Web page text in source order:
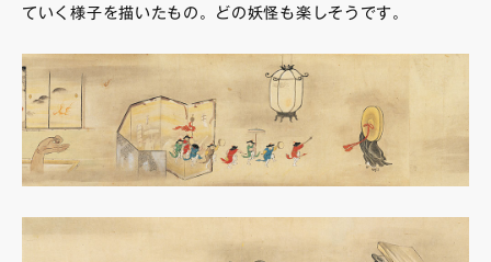
ていく様子を描いたもの。どの妖怪も楽しそうです。